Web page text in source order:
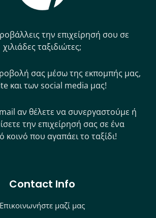
την επιχείρησή σου σε
χιλιάδες ταξιδιώτες;
σας μέσω της εκπομπής μας,
και των social media μας!
αν θέλετε να συνεργαστούμε ή
την επιχείρησή σας σε ένα
κοινό που αγαπάει το ταξίδι!
Contact Info
Επικοινωνήστε μαζί μας